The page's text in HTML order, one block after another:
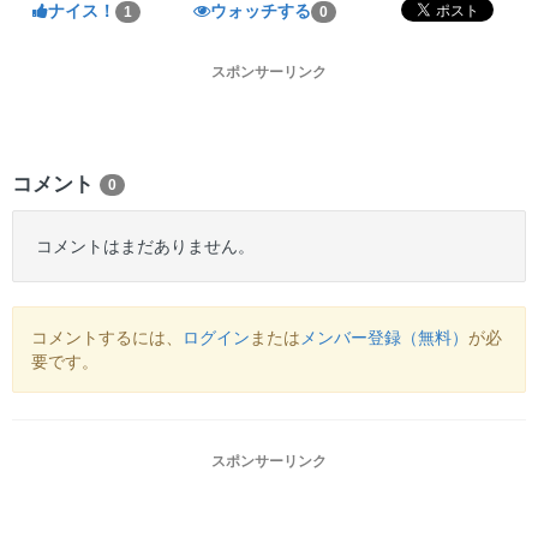
ナイス！ 1 ウォッチする 0
スポンサーリンク
コメント 0
コメントはまだありません。
コメントするには、 ログイン または メンバー登録（無料） が必
要です。
スポンサーリンク